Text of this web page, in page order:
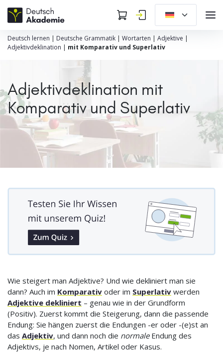
Deutsch lernen | Deutsche Grammatik | Wortarten | Adjektive |
Adjektivdeklination | mit Komparativ und Superlativ
Adjektivdeklination mit
Komparativ und Superlativ
Wie steigert man Adjektive? Und wie dekliniert man sie
dann? Auch im Komparativ oder im Superlativ werden
Adjektive dekliniert – genau wie in der Grundform
(Positiv). Zuerst kommt die Steigerung, dann die passende
Endung: Sie hängen zuerst die Endungen -er oder -(e)st an
das Adjektiv, und dann noch die normaleEndung des
Adjektivs, je nach Nomen, Artikel oder Kasus.